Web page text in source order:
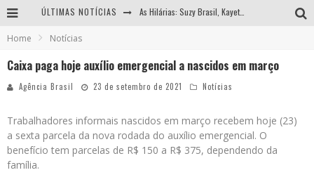
ÚLTIMAS NOTÍCIAS As Hilárias: Suzy Brasil, Kayete e Karoline Absinto retornam a Belo Horizonte para apresentação única no Teatro Sesiminas
Usecorp consolida a 'economia do uso' no B2B brasileiro, vira S.A. e impulsiona expansão com novo fundo estruturado
Home Notícias
Caixa paga hoje auxílio emergencial a nascidos em março
Agência Brasil 23 de setembro de 2021 Notícias
Trabalhadores informais nascidos em março recebem hoje (23)
a sexta parcela da nova rodada do auxílio emergencial. O
benefício tem parcelas de R$ 150 a R$ 375, dependendo da
família.